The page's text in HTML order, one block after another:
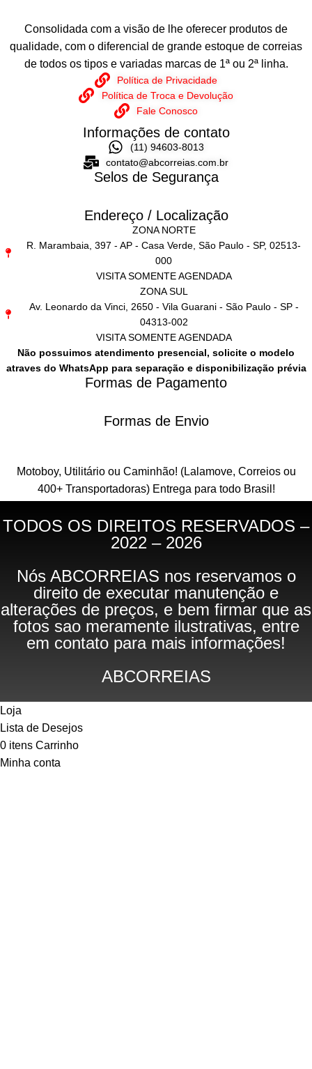
Consolidada com a visão de lhe oferecer produtos de
qualidade, com o diferencial de grande estoque de correias
de todos os tipos e variadas marcas de 1ª ou 2ª linha.
Política de Privacidade
Política de Troca e Devolução
Fale Conosco
Informações de contato
(11) 94603-8013
contato@abcorreias.com.br
Selos de Segurança
Endereço / Localização
ZONA NORTE
R. Marambaia, 397 - AP - Casa Verde, São Paulo - SP, 02513-
000
VISITA SOMENTE AGENDADA
ZONA SUL
Av. Leonardo da Vinci, 2650 - Vila Guarani - São Paulo - SP -
04313-002
VISITA SOMENTE AGENDADA
Não possuimos atendimento presencial, solicite o modelo
atraves do WhatsApp para separação e disponibilização prévia
Formas de Pagamento
Formas de Envio
Motoboy, Utilitário ou Caminhão! (Lalamove, Correios ou
400+ Transportadoras) Entrega para todo Brasil!
TODOS OS DIREITOS RESERVADOS –
2022 – 2026
Nós ABCORREIAS nos reservamos o
direito de executar manutenção e
alterações de preços, e bem firmar que as
fotos sao meramente ilustrativas, entre
em contato para mais informações!
ABCORREIAS
Loja
Lista de Desejos
0 itens Carrinho
Minha conta